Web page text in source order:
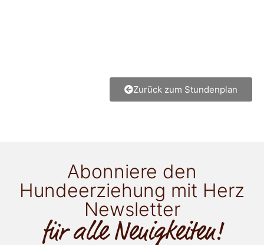
Zurück zum Stundenplan
Abonniere den
Hundeerziehung mit Herz
Newsletter
für alle Neuigkeiten!